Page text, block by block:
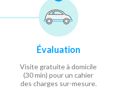
Évaluation
Visite gratuite à domicile
(30 min) pour un cahier
des charges sur-mesure.